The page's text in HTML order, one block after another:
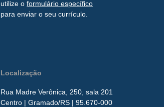
utilize oformulárioespecífico
para enviar o seu currículo.
Localização
Rua Madre Verônica, 250, sala 201
Centro | Gramado/RS | 95.670-000